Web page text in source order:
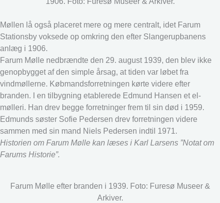
Møllen lå også placeret mere og mere centralt, idet Farum
Stationsby voksede op omkring den efter Slangerupbanens
anlæg i 1906.
Farum Mølle nedbrændte den 29. august 1939, den blev ikke
genopbygget af den simple årsag, at tiden var løbet fra
vindmøllerne. Købmandsforretningen kørte videre efter
branden. I en tilbygning etablerede Edmund Hansen et el-
mølleri. Han drev begge forretninger frem til sin død i 1959.
Edmunds søster Sofie Pedersen drev forretningen videre
sammen med sin mand Niels Pedersen indtil 1971.
Historien om Farum Mølle kan læses i Karl Larsens ”Notat om
Farums Historie”.
Farum Mølle efter branden i 1939. Foto: Furesø Museer &
Arkiver.